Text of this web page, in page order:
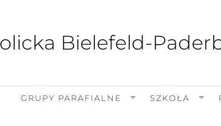
Bielefeld-
GRUPY PARAFIALNE SZKOŁA